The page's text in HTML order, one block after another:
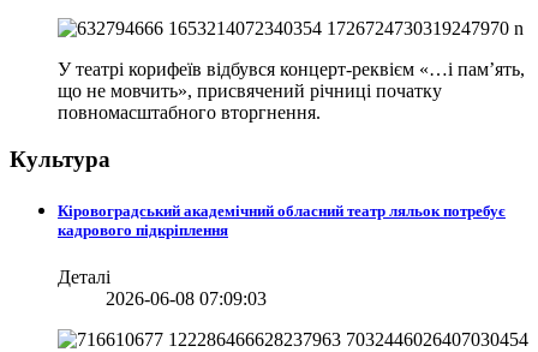
У театрі корифеїв відбувся концерт-реквієм «…і пам’ять,
що не мовчить», присвячений річниці початку
повномасштабного вторгнення.
Культура
Кіровоградський академічний обласний театр ляльок потребує
кадрового підкріплення
Деталі
2026-06-08 07:09:03